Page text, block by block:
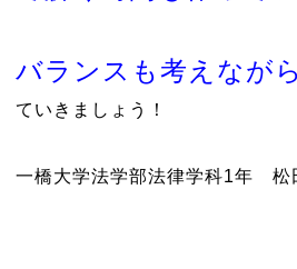
バランスも考えながら
ていきましょう！
一橋大学法学部法律学科1年 松